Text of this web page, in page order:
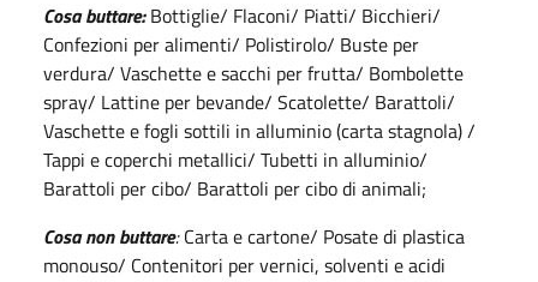
Cosa buttare:Bottiglie/ Flaconi/ Piatti/ Bicchieri/
Confezioni per alimenti/ Polistirolo/ Buste per
verdura/ Vaschette e sacchi per frutta/ Bombolette
spray/ Lattine per bevande/ Scatolette/ Barattoli/
Vaschette e fogli sottili in alluminio (carta stagnola) /
Tappi e coperchi metallici/ Tubetti in alluminio/
Barattoli per cibo/ Barattoli per cibo di animali;
Cosa non buttare:Carta e cartone/ Posate di plastica
monouso/ Contenitori per vernici, solventi e acidi